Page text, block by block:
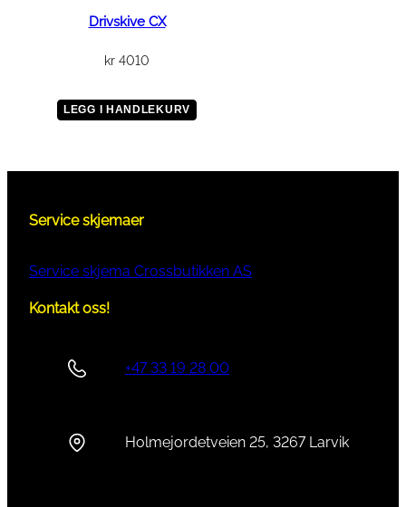
Drivskive CX
kr 4010
LEGG I HANDLEKURV
Service skjemaer
Service skjema Crossbutikken AS
Kontakt oss!
+47 33 19 28 00
Holmejordetveien 25, 3267 Larvik